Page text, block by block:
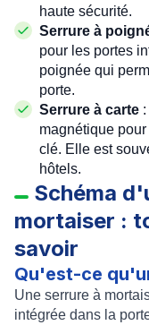
haute sécurité.
Serrure à
pour les portes
poignée qui
porte.
Serrure à carte
magnétique
clé. Elle est
hôtels.
Schéma
mortaiser :
savoir
Qu'est-ce
Une serrure à
intégrée dans la